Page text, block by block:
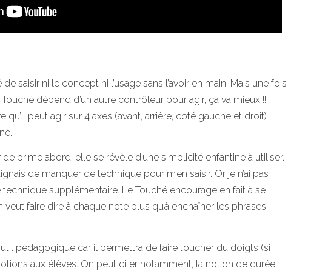
saisir ni le concept ni l’usage sans l’avoir en main. Mais une fois
dépend d’un autre contrôleur pour agir, ça va mieux !!
qu’il peut agir sur 4 axes (avant, arrière, coté gauche et droit)
prime abord, elle se révèle d’une simplicité enfantine à utiliser.
de manquer de technique pour m’en saisir. Or je n’ai pas
supplémentaire. Le Touché encourage en fait à se
veut faire dire à chaque note plus qu’à enchaîner les phrases
pédagogique car il permettra de faire toucher du doigts (si
aux élèves. On peut citer notamment, la notion de durée,